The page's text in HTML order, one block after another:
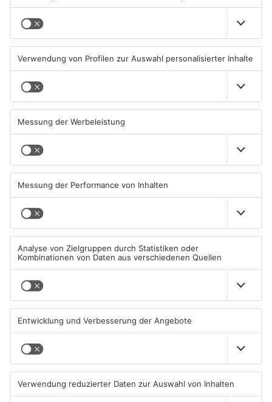
Große Baustelle in
beendet
05.08.2026, 06:40 UHR IN
ASCHAFFENBURG
Aschaffenburg-Schweinheim
04.08.2026, 13:21 UHR IN
ASCHAFFENBURG
Aschaffenburg: Prozess um
schweren E-Scooter-Raub
beginnt
ASCHAFFENBURG
AB: Sperrmüllpresse brennt
ASCHAFFENBURG